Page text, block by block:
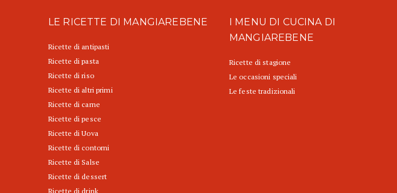
LE RICETTE DI MANGIAREBENE
Ricette di antipasti
Ricette di pasta
Ricette di riso
Ricette di altri primi
Ricette di carne
Ricette di pesce
Ricette di Uova
Ricette di contorni
Ricette di Salse
Ricette di dessert
Ricette di drink
I MENU DI CUCINA DI
MANGIAREBENE
Ricette di stagione
Le occasioni speciali
Le feste tradizionali